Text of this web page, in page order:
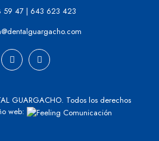
59 47| 643 623 423
GUARGACHO. Todos los derechos
web: